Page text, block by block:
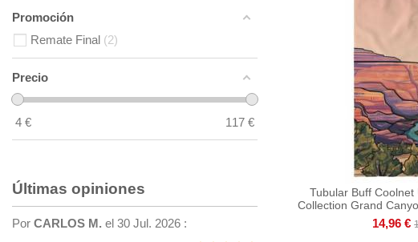
Tubular Buff Coolnet
Collection Grand
14,96 €
Promoción
Remate Final 2
Precio
4 € 117 €
Últimas opiniones
Por CARLOS M. el 30 Jul. 2026 :